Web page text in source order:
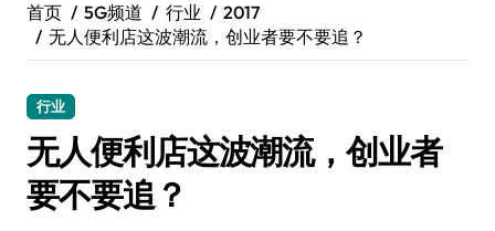
首页 5G频道 行业
2017
无人便利店这波潮流，创业者要不要追？
行业
无人便利店这波潮流，创业者
要不要追？